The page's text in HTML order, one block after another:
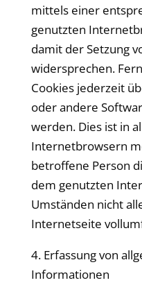
mittels einer
genutzten
damit der Setzung
widersprechen.
Cookies jederzeit
oder andere
werden. Dies ist in
Internetbrowsern
betroffene Person
dem genutzten
Umständen nicht
Internetseite
4. Erfassung von
Informationen